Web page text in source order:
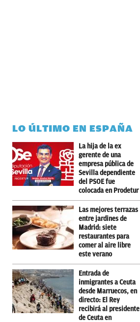
LO ÚLTIMO EN ESPAÑA
La hija de la ex
gerente de una
empresa pública de
Sevilla dependiente
del PSOE fue
colocada en Prodetur
Las mejores terrazas
entre jardines de
Madrid: siete
restaurantes para
comer al aire libre
este verano
Entrada de
inmigrantes a Ceuta
desde Marruecos, en
directo: El Rey
recibirá al presidente
de Ceuta en